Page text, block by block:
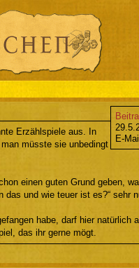
E-
Erzählspiele aus. In
müsste sie unbedingt
einen guten Grund geben,
und wie teuer ist es?“ sehr
habe, darf hier natürlich
das ihr gerne mögt.